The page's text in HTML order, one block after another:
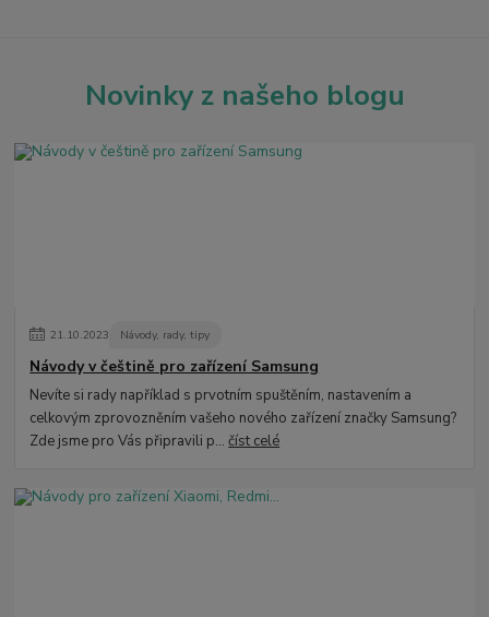
Novinky z našeho blogu
21.10.2023 Návody, rady, tipy
Návody v češtině pro zařízení Samsung
Nevíte si rady například s prvotním spuštěním, nastavením a
celkovým zprovozněním vašeho nového zařízení značky Samsung?
Zde jsme pro Vás připravili p...číst celé